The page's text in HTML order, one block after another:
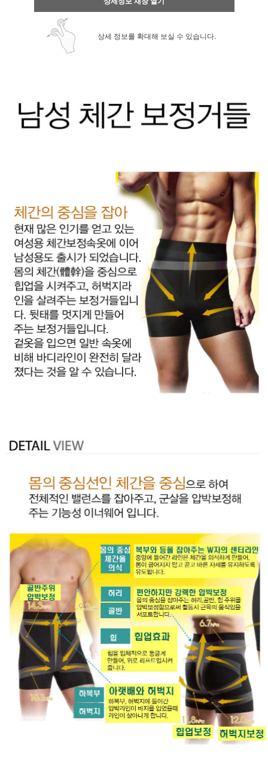
상세 정보를 확대해 보실 수 있습니다.